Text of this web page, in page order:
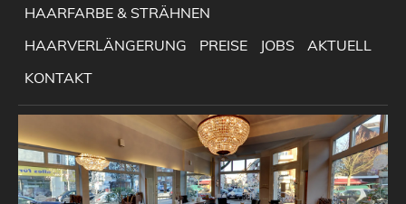
HAARFARBE & STRÄHNEN
HAARVERLÄNGERUNG
PREISE JOBS
AKTUELL
KONTAKT